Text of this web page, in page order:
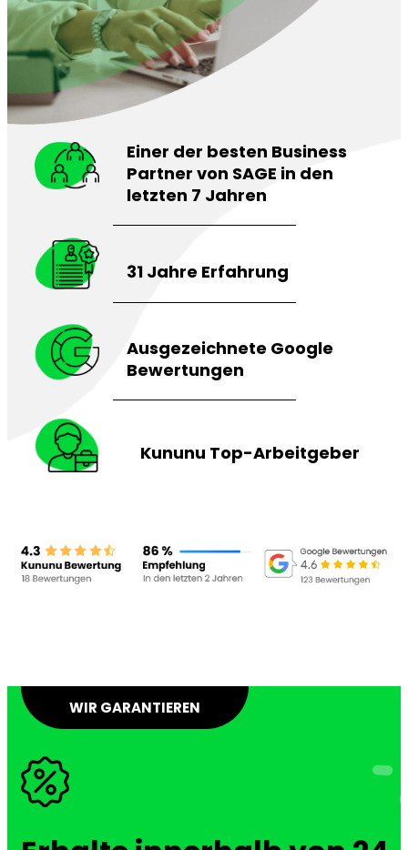
Einer der besten Business
Partner von SAGE in den
letzten 7 Jahren
31 Jahre Erfahrung
Ausgezeichnete Google
Bewertungen
Kununu Top-Arbeitgeber
WIR GARANTIEREN